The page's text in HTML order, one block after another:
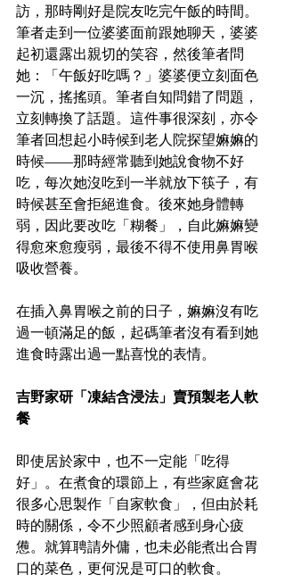
訪，那時剛好是院友吃完午飯的時間。
筆者走到一位婆婆面前跟她聊天，婆婆
起初還露出親切的笑容，然後筆者問
她：「午飯好吃嗎？」婆婆便立刻面色
一沉，搖搖頭。筆者自知問錯了問題，
立刻轉換了話題。這件事很深刻，亦令
筆者回想起小時候到老人院探望嫲嫲的
時候——那時經常聽到她說食物不好
吃，每次她沒吃到一半就放下筷子，有
時候甚至會拒絕進食。後來她身體轉
弱，因此要改吃「糊餐」，自此嫲嫲變
得愈來愈瘦弱，最後不得不使用鼻胃喉
吸收營養。
在插入鼻胃喉之前的日子，嫲嫲沒有吃
過一頓滿足的飯，起碼筆者沒有看到她
進食時露出過一點喜悅的表情。
吉野家研「凍結含浸法」賣預製老人軟
餐
即使居於家中，也不一定能「吃得
好」。在煮食的環節上，有些家庭會花
很多心思製作「自家軟食」，但由於耗
時的關係，令不少照顧者感到身心疲
憊。就算聘請外傭，也未必能煮出合胃
口的菜色，更何況是可口的軟食。